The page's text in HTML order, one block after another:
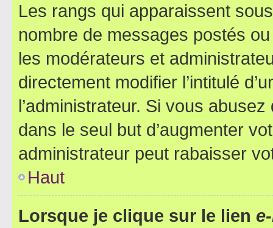
Les rangs qui apparaissent
nombre de messages postés
les modérateurs et
directement modifier l’intitulé
l’administrateur. Si vous
dans le seul but d’augmenter
administrateur peut rabaisser
Haut
Lorsque je clique sur le lien